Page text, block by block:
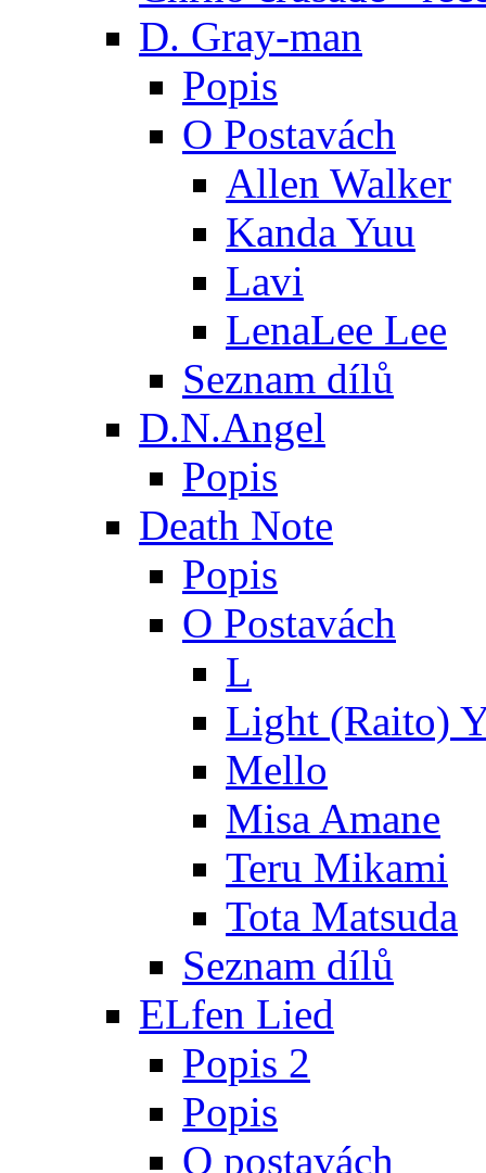
D. Gray-man
Popis
O Postavách
Allen Walker
Kanda Yuu
Lavi
LenaLee Lee
Seznam dílů
D.N.Angel
Popis
Death Note
Popis
O Postavách
L
Light (Raito)
Mello
Misa Amane
Teru Mikami
Tota Matsuda
Seznam dílů
ELfen Lied
Popis 2
Popis
O postavách